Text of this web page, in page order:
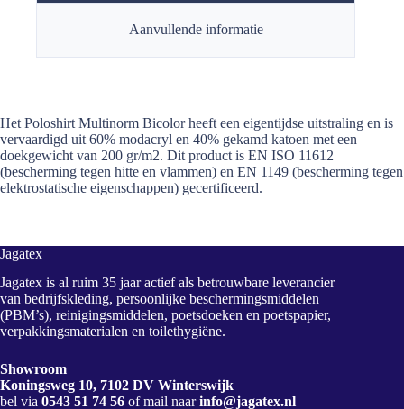
Aanvullende informatie
Het Poloshirt Multinorm Bicolor heeft een eigentijdse uitstraling en is
vervaardigd uit 60% modacryl en 40% gekamd katoen met een
doekgewicht van 200 gr/m2. Dit product is EN ISO 11612
(bescherming tegen hitte en vlammen) en EN 1149 (bescherming tegen
elektrostatische eigenschappen) gecertificeerd.
Jagatex
Jagatex is al ruim 35 jaar actief als betrouwbare leverancier
van bedrijfskleding, persoonlijke beschermingsmiddelen
(PBM’s), reinigingsmiddelen, poetsdoeken en poetspapier,
verpakkingsmaterialen en toilethygiëne.
Showroom
Koningsweg 10, 7102 DV Winterswijk
bel via 0543 51 74 56 of mail naarinfo@jagatex.nl